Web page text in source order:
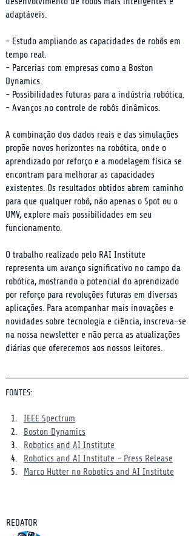
adaptáveis.
- Estudo ampliando as capacidades de robôs em
tempo real.
- Parcerias com empresas como a Boston
Dynamics.
- Possibilidades futuras para a indústria robótica.
- Avanços no controle de robôs dinâmicos.
A combinação dos dados reais e das simulações
propõe novos horizontes na robótica, onde o
aprendizado por reforço e a modelagem física se
encontram para melhorar as capacidades
existentes. Os resultados obtidos abrem caminho
para que qualquer robô, não apenas o Spot ou o
UMV, explore mais possibilidades em seu
funcionamento.
O trabalho realizado pelo RAI Institute
representa um avanço significativo no campo da
robótica, mostrando o potencial do aprendizado
por reforço para revoluções futuras em diversas
aplicações. Para acompanhar mais inovações e
novidades sobre tecnologia e ciência, inscreva-se
na nossa newsletter e não perca as atualizações
diárias que oferecemos aos nossos leitores.
FONTES:
IEEE Spectrum
Boston Dynamics
Robotics and AI Institute
Robotics and AI Institute - Press Release
Marco Hutter no Robotics and AI Institute
REDATOR